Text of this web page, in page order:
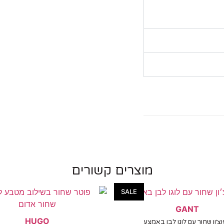
מוצרים קשורים
SALE
GANT
שחור עם לוגו לבן באמצע HUGO